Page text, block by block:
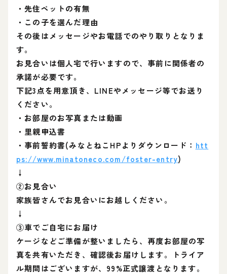
・先住ペットの有無
・この子を選んだ理由
その後はメッセージやお電話でのやり取りとなりま
す。
お見合いは個人宅で行いますので、事前に関係者の
承諾が必要です。
下記3点を用意頂き、LINEやメッセージ等でお送り
ください。
・お部屋のお写真または動画
・里親申込書
・事前誓約書(みなとねこHPよりダウンロード： htt
ps://www.minatoneco.com/foster-entry)
↓
②お見合い
家族皆さんでお見合いにお越しください。
↓
③車でご自宅にお届け
ケージなどご準備が整いましたら、再度お部屋の写
真を共有いただき、確認後お届けします。トライア
ル期間はございますが、99%正式譲渡となります。